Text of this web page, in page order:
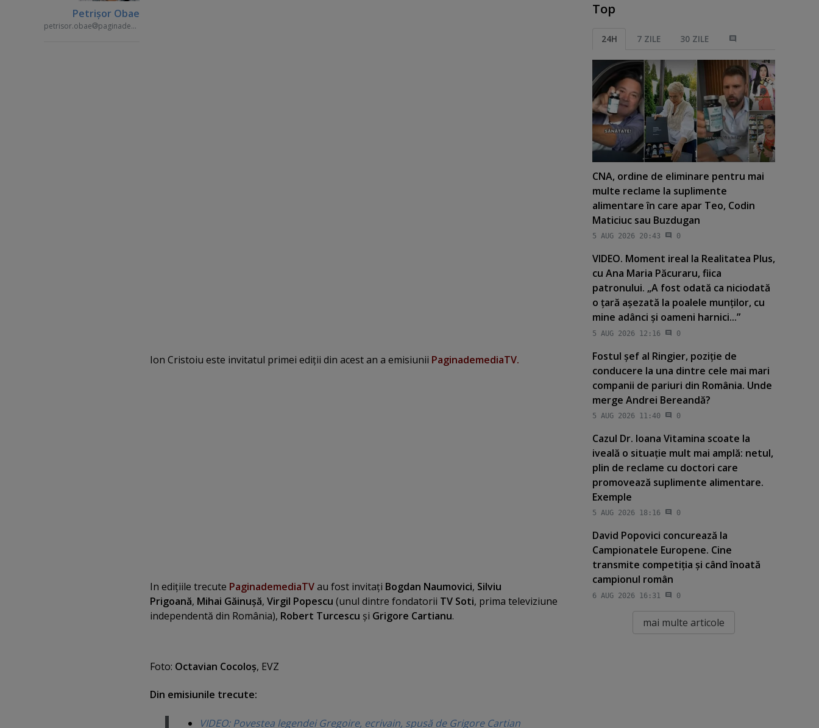
Petrişor Obae
petrisor.obae paginademedia.ro
Ion Cristoiu este invitatul primei ediţii din acest an a emisiunii PaginademediaTV.
In ediţiile trecute PaginademediaTVau fost invitaţi Bogdan Naumovici, Silviu
Prigoană, Mihai Găinuşă, Virgil Popescu (unul dintre fondatorii TV Soti, prima televiziune
independentă din România), Robert Turcescu şi Grigore Cartianu.
Foto: Octavian Cocoloş, EVZ
Din emisiunile trecute:
VIDEO: Povestea legendei Gregoire, ecrivain, spusă de Grigore Cartian
Top
24H 7 ZILE 30 ZILE
CNA, ordine de eliminare pentru mai
multe reclame la suplimente
alimentare în care apar Teo, Codin
Maticiuc sau Buzdugan
5 AUG 2026 20:43 0
VIDEO. Moment ireal la Realitatea Plus,
cu Ana Maria Păcuraru, fiica
patronului. „A fost odată ca niciodată
o ţară aşezată la poalele munţilor, cu
mine adânci şi oameni harnici...”
5 AUG 2026 12:16 0
Fostul şef al Ringier, poziţie de
conducere la una dintre cele mai mari
companii de pariuri din România. Unde
merge Andrei Bereandă?
5 AUG 2026 11:40 0
Cazul Dr. Ioana Vitamina scoate la
iveală o situaţie mult mai amplă: netul,
plin de reclame cu doctori care
promovează suplimente alimentare.
Exemple
5 AUG 2026 18:16 0
David Popovici concurează la
Campionatele Europene. Cine
transmite competiţia şi când înoată
campionul român
6 AUG 2026 16:31 0
mai multe articole